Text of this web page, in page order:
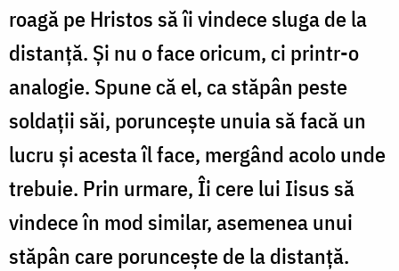
roagă pe Hristos să îi vindece sluga de la
distanță. Și nu o face oricum, ci printr-o
analogie. Spune că el, ca stăpân peste
soldații săi, poruncește unuia să facă un
lucru și acesta îl face, mergând acolo unde
trebuie. Prin urmare, Îi cere lui Iisus să
vindece în mod similar, asemenea unui
stăpân care poruncește de la distanță.